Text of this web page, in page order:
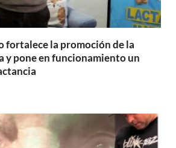
fortalece la promoción de la
y pone en funcionamiento un